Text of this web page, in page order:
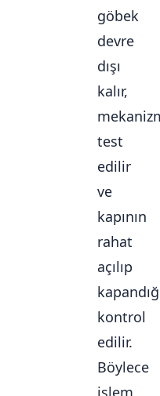
göbek
devre
dışı
kalır,
test
edilir
ve
kapının
rahat
açılıp
kontrol
edilir.
Böylece
işlem